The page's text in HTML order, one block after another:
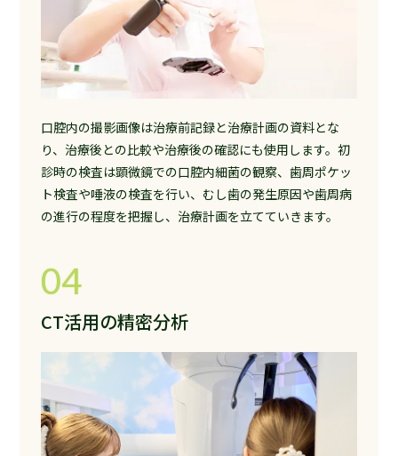
口腔内の撮影画像は治療前記録と治療計画の資料とな
り、治療後との比較や治療後の確認にも使用します。初
診時の検査は顕微鏡での口腔内細菌の観察、歯周ポケッ
ト検査や唾液の検査を行い、むし歯の発生原因や歯周病
の進行の程度を把握し、治療計画を立てていきます。
04
CT活用の精密分析